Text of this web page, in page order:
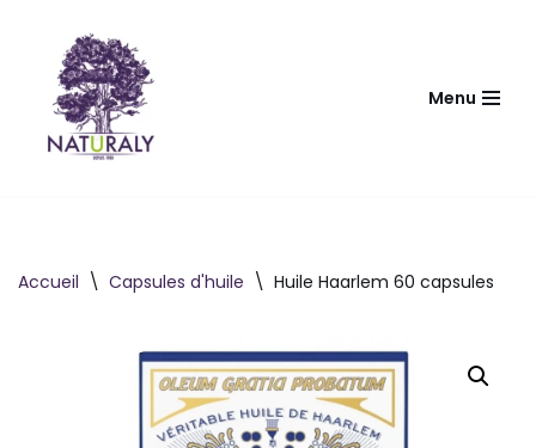
contenu
Menu
Accueil \ Capsules d'huile \ Huile Haarlem 60 capsules